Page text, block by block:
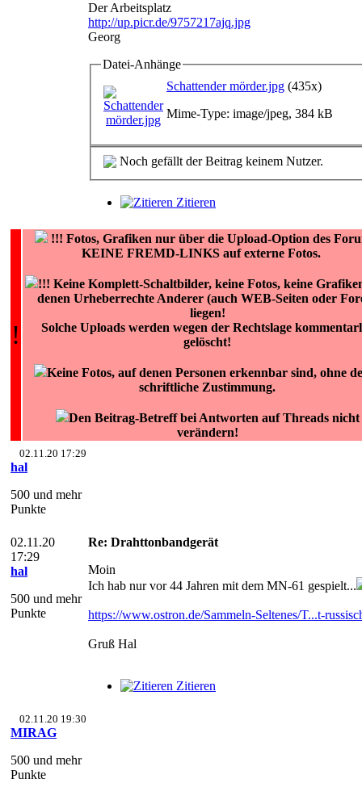
Der Arbeitsplatz
http://up.picr.de/9757217ajq.jpg
Georg
Datei-Anhänge
Schattender mörder.jpg (435x)
Mime-Type: image/jpeg, 384 kB
Noch gefällt der Beitrag keinem Nutzer.
Zitieren
!
!!! Fotos, Grafiken nur über die Upload-Option des
KEINE FREMD-LINKS auf externe Fotos.
!!! Keine Komplett-Schaltbilder, keine Fotos, keine
denen Urheberrechte Anderer (auch WEB-Seiten oder
liegen!
Solche Uploads werden wegen der Rechtslage
gelöscht!
Keine Fotos, auf denen Personen erkennbar sind, ohne
schriftliche Zustimmung.
Den Beitrag-Betreff bei Antworten auf Threads nicht
verändern!
02.11.20 17:29
hal
500 und mehr
Punkte
02.11.20
17:29
hal
500 und mehr
Punkte
Re: Drahttonbandgerät
Moin
Ich hab nur vor 44 Jahren mit dem MN-61 gespielt...
https://www.ostron.de/Sammeln-Seltenes/T...t-
Gruß Hal
Zitieren
02.11.20 19:30
MIRAG
500 und mehr
Punkte